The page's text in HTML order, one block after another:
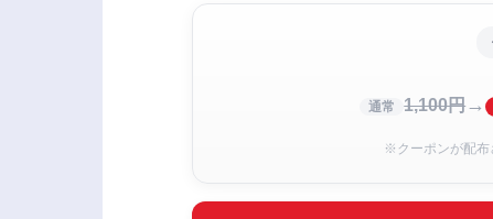
通常 1,100円→
※クーポンが配布